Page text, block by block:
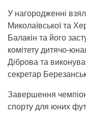
У нагородженні
Миколаївської та
Балакін та його
комітету дитячо-
Діброва та
секретар
Завершення
спорту для юних